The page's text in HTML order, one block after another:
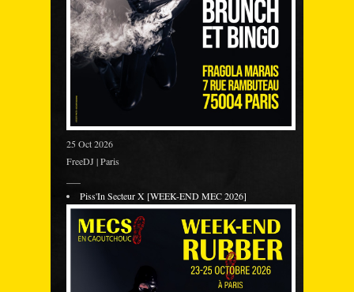
25 Oct 2026
FreeDJ | Paris
Piss'In Secteur X [WEEK-END MEC 2026]